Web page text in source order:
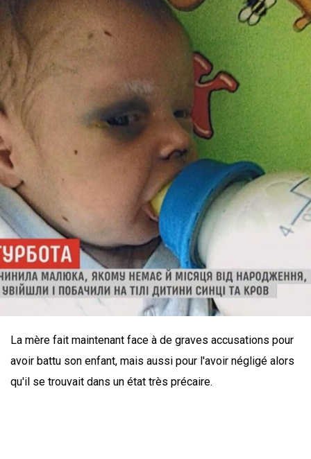
La mère fait maintenant face à de graves accusations pour
avoir battu son enfant, mais aussi pour l'avoir négligé alors
qu'il se trouvait dans un état très précaire.